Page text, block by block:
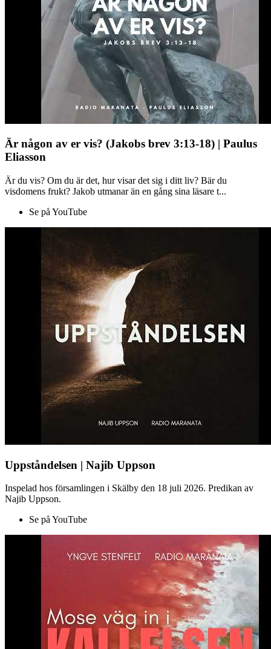
Är någon av er vis? (Jakobs brev 3:13-18) | Paulus
Eliasson
Är du vis? Om du är det, hur visar det sig i ditt liv? Bär du
visdomens frukt? Jakob utmanar än en gång sina läsare t...
Se på YouTube
Uppståndelsen | Najib Uppson
Inspelad hos församlingen i Skälby den 18 juli 2026. Predikan av
Najib Uppson.
Se på YouTube